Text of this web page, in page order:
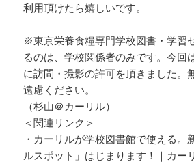
利用頂けたら嬉しいです。
※東京栄養食糧専門学校図書・学習
るのは、学校関係者のみです。今回
に訪問・撮影の許可を頂きました。
遠慮ください。
（杉山＠ カーリル）
＜関連リンク＞
・ カーリルが学校図書館で使える。
ルスポット」はじまります！｜カー